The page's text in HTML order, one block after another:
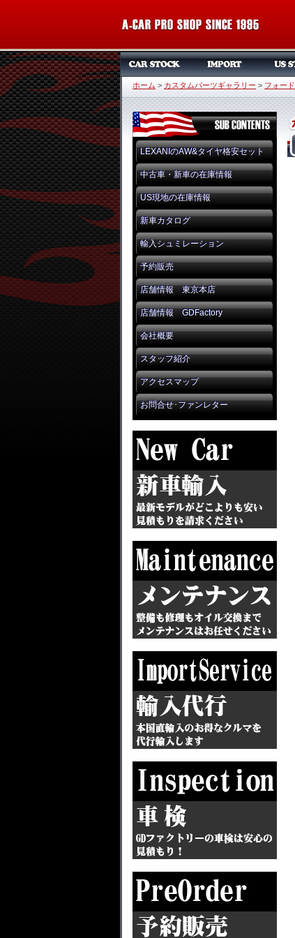
ホーム > カスタムパーツギャラリー > フォード
LEXANIのAW&タイヤ格安セット
中古車・新車の在庫情報
US現地の在庫情報
新車カタログ
輸入シュミレーション
予約販売
店舗情報 東京本店
店舗情報 GDFactory
会社概要
スタッフ紹介
アクセスマップ
お問合せ･ファンレター